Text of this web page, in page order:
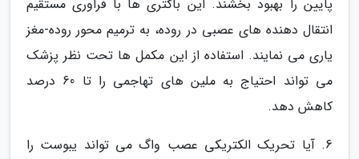
پایین را بهبود بخشند. این باکتری ها با فراوری مستقیم
انتقال دهنده های عصبی در روده، به ترمیم محور روده-مغز
یاری می نمایند. استفاده از این مکمل ها تحت نظر پزشک
می تواند احتیاج به ملین های تهاجمی را تا 60 درصد
کاهش دهد.
6. آیا تحریک الکتریکی عصب واگ می تواند یبوست را